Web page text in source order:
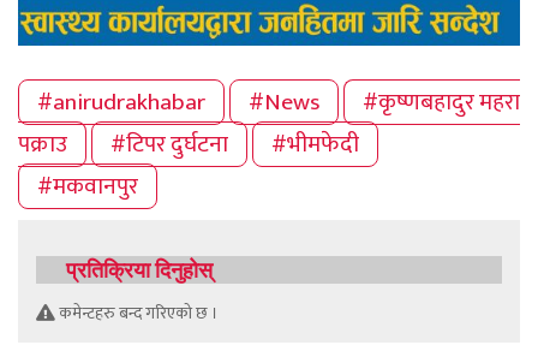
#anirudrakhabar #News
#कृष्णबहादुर महरा
पक्राउ
#टिपर दुर्घटना
#भीमफेदी
#मकवानपुर
प्रतिक्रिया दिनुहोस्
कमेन्टहरु बन्द गरिएको छ ।